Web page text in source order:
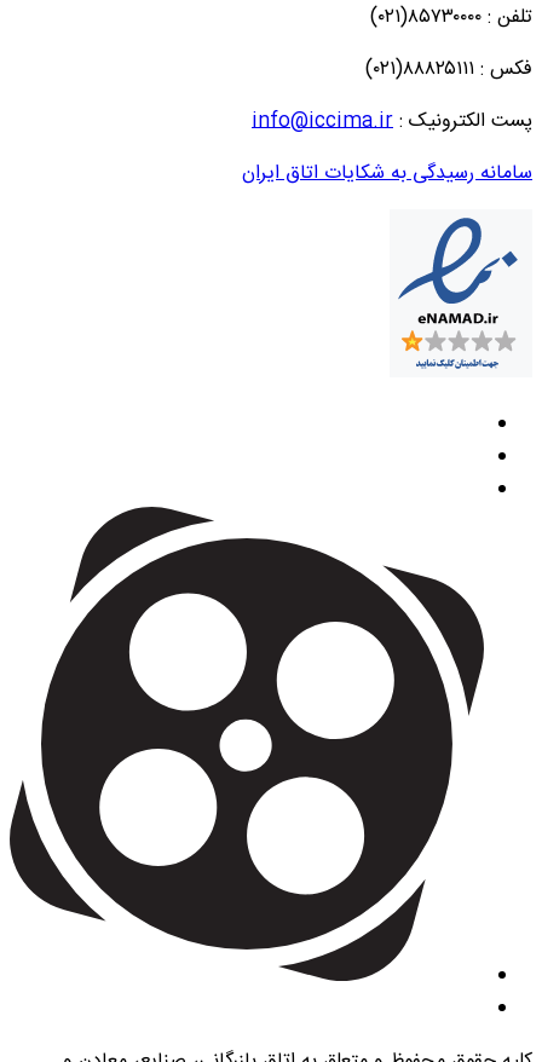
تلفن : ۸۵۷۳۰۰۰۰(۰۲۱)
فکس : ۸۸۸۲۵۱۱۱(۰۲۱)
پست الکترونیک :info@iccima.ir
سامانه رسیدگی به شکایات اتاق ایران